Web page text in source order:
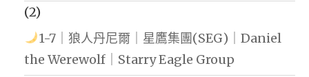
(2)
1-7｜狼人丹尼爾｜星鷹集團(SEG)｜Daniel
the Werewolf｜Starry Eagle Group